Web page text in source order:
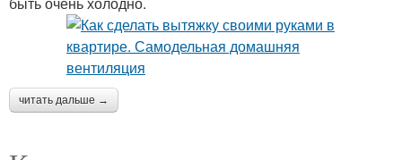
читать дальше →